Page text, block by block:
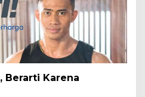
Berarti Karena